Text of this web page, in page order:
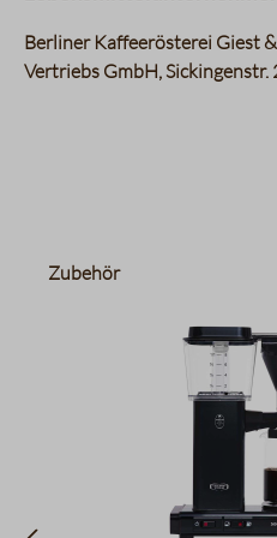
Berliner Kaffeerösterei Giest
Vertriebs GmbH,
Produktgalerie überspringen
Zubehör